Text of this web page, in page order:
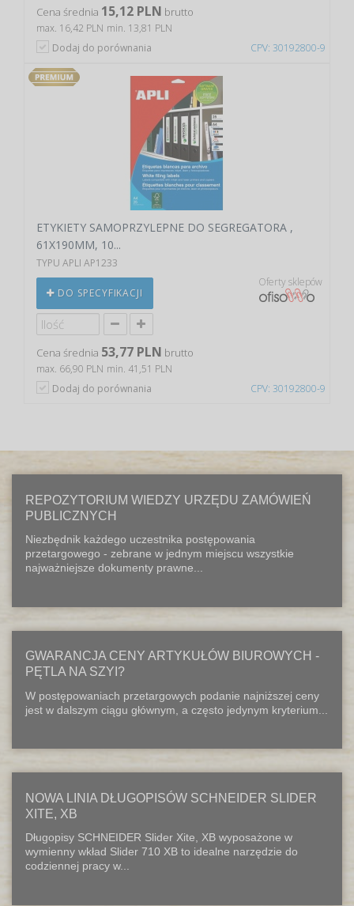
CPV: 30192800-9
Cena średnia 15,12 PLN brutto
max. 16,42 PLN min. 13,81 PLN
Dodaj do porównania
CPV: 30192800-9
ETYKIETY SAMOPRZYLEPNE DO SEGREGATORA ,
61X190MM, 10...
TYPU APLI AP1233
DO SPECYFIKACJI
Oferty sklepów
Cena średnia 53,77 PLN brutto
max. 66,90 PLN min. 41,51 PLN
Dodaj do porównania
REPOZYTORIUM WIEDZY URZĘDU ZAMÓWIEŃ
PUBLICZNYCH
Niezbędnik każdego uczestnika postępowania
przetargowego - zebrane w jednym miejscu wszystkie
najważniejsze dokumenty prawne...
GWARANCJA CENY ARTYKUŁÓW BIUROWYCH -
PĘTLA NA SZYI?
W postępowaniach przetargowych podanie najniższej ceny
jest w dalszym ciągu głównym, a często jedynym kryterium...
NOWA LINIA DŁUGOPISÓW SCHNEIDER SLIDER
XITE, XB
Długopisy SCHNEIDER Slider Xite, XB wyposażone w
wymienny wkład Slider 710 XB to idealne narzędzie do
codziennej pracy w...